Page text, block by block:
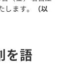
ます。
（以
を語